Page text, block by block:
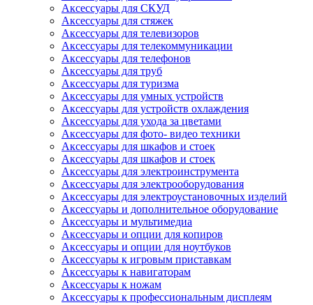
Аксессуары для СКУД
Аксессуары для стяжек
Аксессуары для телевизоров
Аксессуары для телекоммуникации
Аксессуары для телефонов
Аксессуары для труб
Аксессуары для туризма
Аксессуары для умных устройств
Аксессуары для устройств охлаждения
Аксессуары для ухода за цветами
Аксессуары для фото- видео техники
Аксессуары для шкафов и стоек
Аксессуары для шкафов и стоек
Аксессуары для электроинструмента
Аксессуары для электрооборудования
Аксессуары для электроустановочных изделий
Аксессуары и дополнительное оборудование
Аксессуары и мультимедиа
Аксессуары и опции для копиров
Аксессуары и опции для ноутбуков
Аксессуары к игровым приставкам
Аксессуары к навигаторам
Аксессуары к ножам
Аксессуары к профессиональным дисплеям